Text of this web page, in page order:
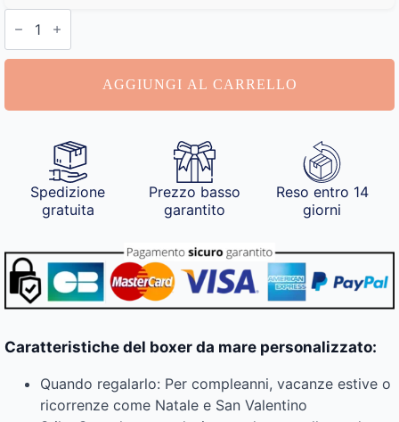
Boxer
da
Personalizzati
AGGIUNGI AL CARRELLO
Spedizione
gratuita
Prezzo basso
garantito
Reso entro 14
giorni
Caratteristiche del boxer da mare personalizzato:
Quando regalarlo: Per compleanni, vacanze estive o
ricorrenze come Natale e San Valentino